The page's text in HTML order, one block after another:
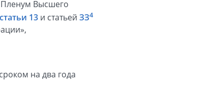
Пленум Высшего
13 и статьей ЗЗ4
на два года